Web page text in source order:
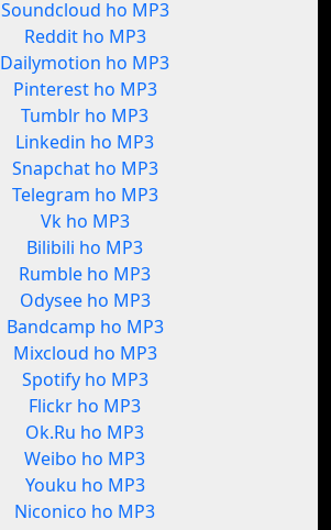
Soundcloud ho MP3
Reddit ho MP3
Dailymotion ho MP3
Pinterest ho MP3
Tumblr ho MP3
Linkedin ho MP3
Snapchat ho MP3
Telegram ho MP3
Vk ho MP3
Bilibili ho MP3
Rumble ho MP3
Odysee ho MP3
Bandcamp ho MP3
Mixcloud ho MP3
Spotify ho MP3
Flickr ho MP3
Ok.Ru ho MP3
Weibo ho MP3
Youku ho MP3
Niconico ho MP3